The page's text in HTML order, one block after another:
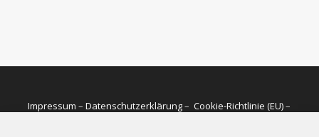
Impressum –Datenschutzerklärung–Cookie-Richtlinie (EU)–